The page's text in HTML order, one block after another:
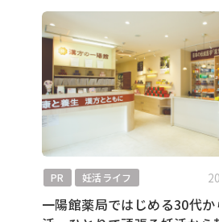
PR 妊活ライフ
一陽館薬局ではじめる30代